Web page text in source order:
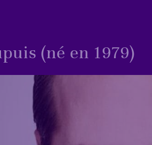
(né en 1979)